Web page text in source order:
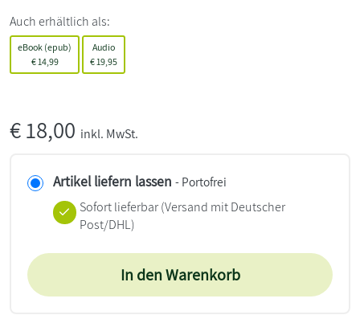
Auch erhältlich als:
eBook (epub)
€14,99
Audio
€ 19,95
€18,00 inkl. MwSt.
Artikel liefern lassen - Portofrei
Sofort lieferbar(Versand mit Deutscher
Post/DHL)
In den Warenkorb